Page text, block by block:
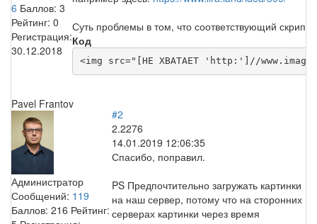
6 Баллов: 3
Рейтинг: 0
Регистрация:
30.12.2018
Суть проблемы в том, что соответствующий
Код
<img src="[НЕ ХВАТАЕТ 'http:']//
Pavel Frantov
Администратор
Сообщений: 119
Баллов: 216 Рейтинг:
#2
2.2276
14.01.2019 12:06:35
Спасибо, поправил.
PS Предпочтительно загружать картинки
на наш сервер, потому что на сторонних
серверах картинки через время